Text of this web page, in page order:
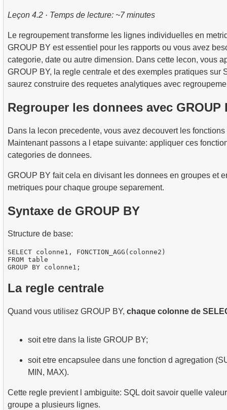
8.Scénarios et techniques pratiques de JOIN
9.Algorithmes de jointure
10.Opérations sur les ensembles de données
4.Comment fonctionnent les index B-tree
données
Calculer le taux d'occupation moyen des vols
3.Carte des sièges d'avion
Leçon 4.2 · Temps de lecture: ~7 minutes
Le regroupement transforme les lignes individuelles en
GROUP BY est essentiel pour les rapports ou vous avez
categorie, date ou autre dimension. Dans cette lecon, vous
GROUP BY, la regle centrale et des exemples pratiques sur
saurez construire des requetes analytiques avec
Regrouper les donnees avec GROUP
Dans la lecon precedente, vous avez decouvert les
Maintenant passons a l etape suivante: appliquer ces
categories de donnees.
GROUP BY fait cela en divisant les donnees en groupes et
metriques pour chaque groupe separement.
Syntaxe de GROUP BY
Structure de base:
SELECT colonne1, FONCTION_AGG(colonne2)
FROM table
La regle centrale
Quand vous utilisez GROUP BY, chaque colonne de
soit etre dans la liste GROUP BY;
soit etre encapsulee dans une fonction d agregation
MIN, MAX).
Cette regle previent l ambiguite: SQL doit savoir quelle
groupe a plusieurs lignes.